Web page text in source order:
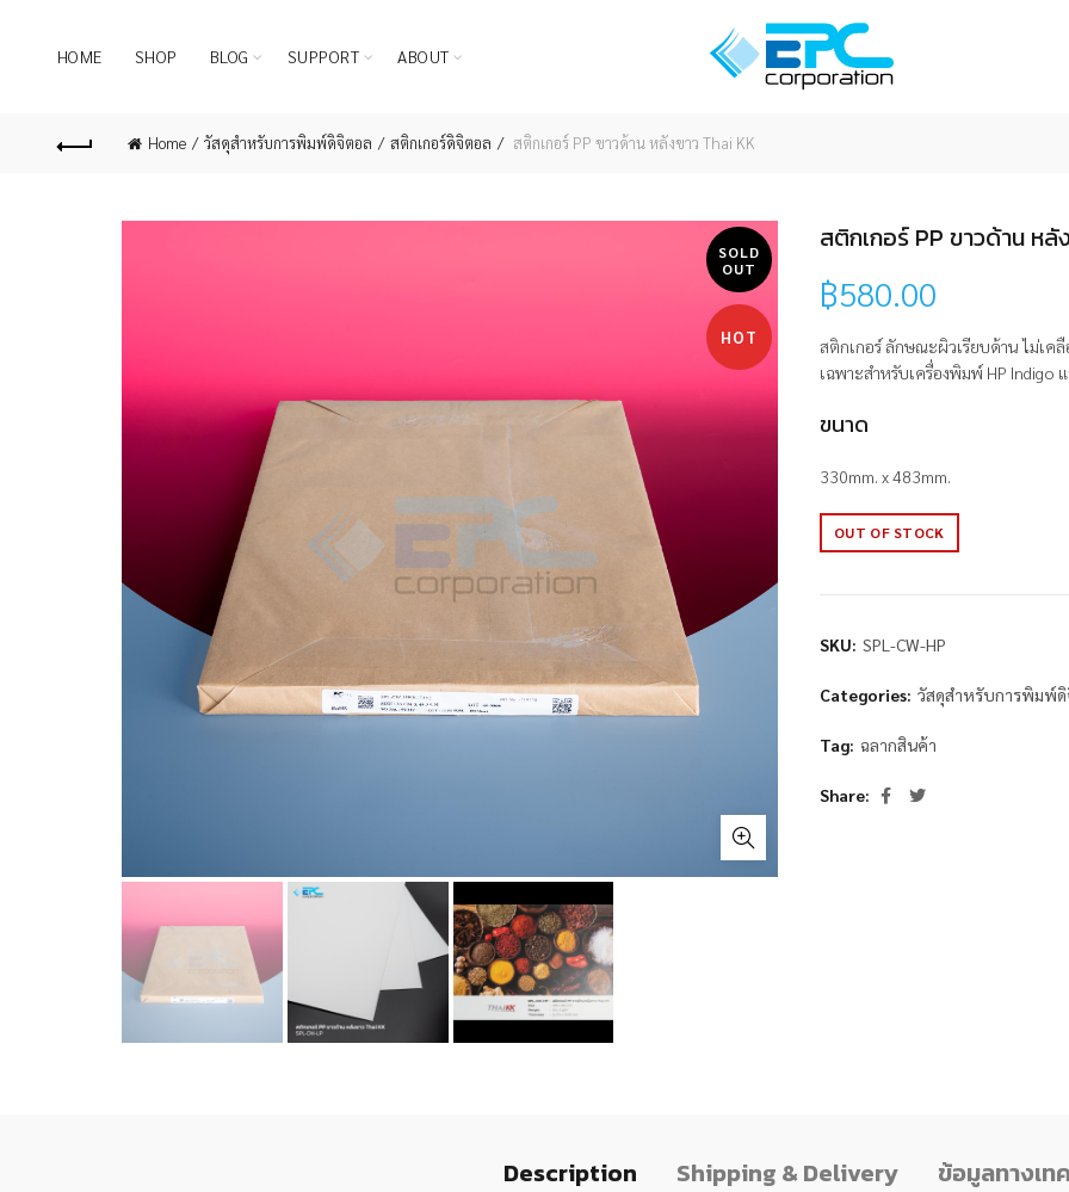
HOME SHOP BLOG SUPPORT ABOUT
Home วัสดุสำหรับการพิมพ์ดิจิตอล สติกเกอร์ดิจิตอล สติกเกอร์ PP ขาวด้าน หลังขาว Thai KK
SOLD
OUT
HOT
สติกเกอร์ PP ขาวด้าน หลั
฿580.00
สติกเกอร์ ลักษณะผิวเรียบด้าน ไม่เ
เฉพาะสำหรับเครื่องพิมพ์ HP Indigo
ขนาด
330mm. x 483mm.
OUT OF STOCK
SKU: SPL-CW-HP
Categories: วัสดุสำหรับการพิมพ์
Tag: ฉลากสินค้า
Share
Description Shipping & Delivery ข้อมูลทางเท